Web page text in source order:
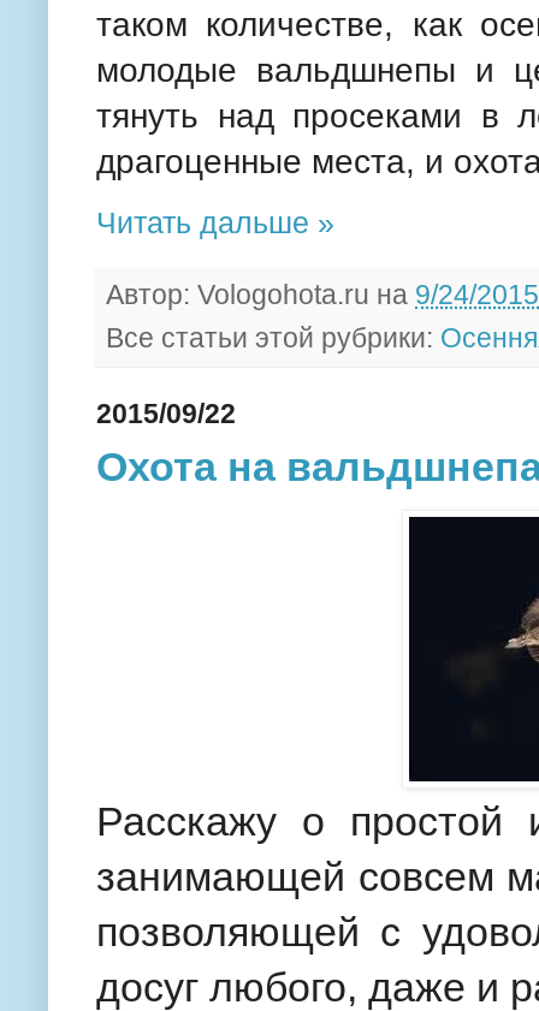
таком количестве, как
молодые вальдшнепы и
тянуть над просеками в
драгоценные места, и
Читать дальше »
Автор: Vologohota.ru на 9/24/2015
Все статьи этой рубрики:
2015/09/22
Охота на
Расскажу о простой
занимающей совсем
позволяющей с
досуг любого, даже и